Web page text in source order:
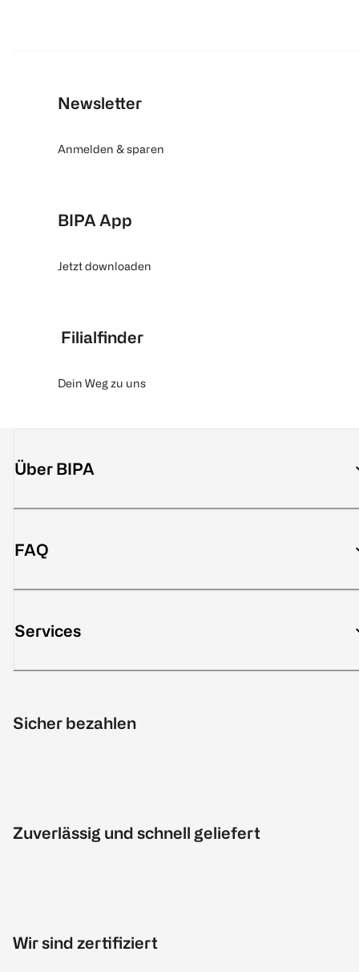
Newsletter
Anmelden & sparen
BIPA App
Jetzt downloaden
Filialfinder
Dein Weg zu uns
Über BIPA
FAQ
Services
Sicher bezahlen
Zuverlässig und schnell geliefert
Wir sind zertifiziert